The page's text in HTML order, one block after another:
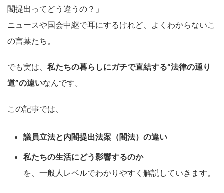
閣提出ってどう違うの？」
ニュースや国会中継で耳にするけれど、よくわからないこ
の言葉たち。
でも実は、 私たちの暮らしにガチで直結する“法律の通り
道”の違いなんです。
この記事では、
議員立法と内閣提出法案（閣法）の違い
私たちの生活にどう影響するのか
を、一般人レベルでわかりやすく解説していきます。